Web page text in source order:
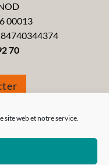
site web et notre service.
00013
70